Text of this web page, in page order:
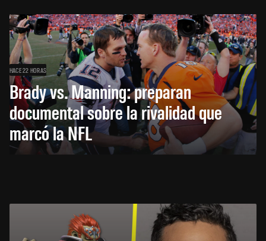
HACE 22 HORAS
Brady vs. Manning: preparan
documental sobre la rivalidad que
marcó la NFL